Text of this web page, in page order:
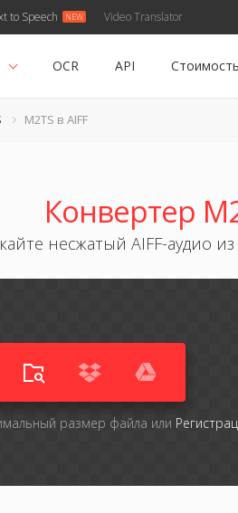
to Speech Video Translator
OCR API Стоимость
M2TS в AIFF
Конвертер
несжатый AIFF-аудио
размер файла или